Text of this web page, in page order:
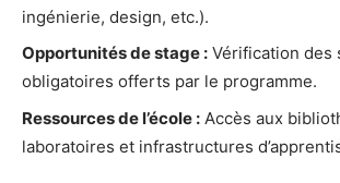
ingénierie, design, etc.).
Opportunités de stage : Vérification des
obligatoires offerts par le programme.
Ressources de l’école : Accès aux
laboratoires et infrastructures